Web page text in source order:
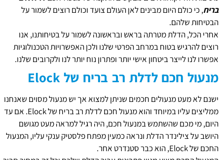
בריח, כי כולם היום מבינים לאן העולם צועד וכולם רוצים לשמור על
הבטיחות שלהם.
אחרי הכל, הדלת מטרתה בראש ובראשונה לשמור על בטיחותנו, אנו
רוצים להרגיש בטוח במרחב הפרטי שלנו ולכן האפשרויות הטכנולוגיות
אפשרו לנו לייצר ביטחון אישי יותר ופתרון נוח יותר לנו ולקרובים שלנו.
מנעול חכם לדלת רב בריח שלElock
ישנם לא מעט מנעולים חכמים שניתן למצוא אך יש מנעול מסוים שאנחנו
ממליצים עליו במיוחד והוא מנעול חכם לדלת רב בריח של Elock. אם עד
היום, מי מכם שהשתמש במנעול חכם, היה רגיל למראה מעט מגושם
היושב על צילינדר הדלת ונראה כמעין מפתח פלסטיק ענקי עליו, המנעול
החכם של Elock, הוא כבר סטנדרט אחר.